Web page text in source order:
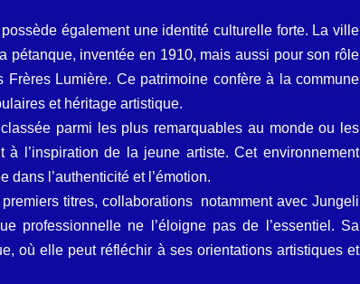
également une identité culturelle forte. La ville
pétanque, inventée en 1910, mais aussi pour son rôle
Lumière. Ce patrimoine confère à la commune
et héritage artistique.
parmi les plus remarquables au monde ou les
à l’inspiration de la jeune artiste. Cet environnement
l’authenticité et l’émotion.
titres, collaborations  notamment avec Jungeli
professionnelle ne l’éloigne pas de l’essentiel. Sa
où elle peut réfléchir à ses orientations artistiques et